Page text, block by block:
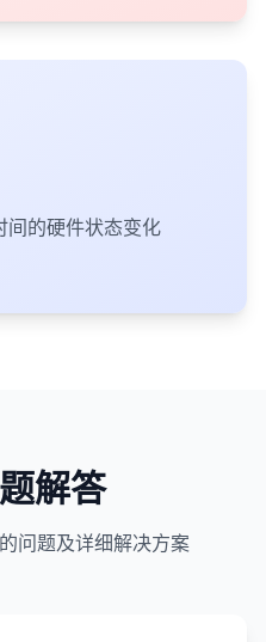
间的硬件状态变化
解答
问题及详细解决方案